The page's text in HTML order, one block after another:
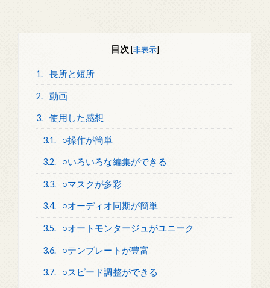
目次 [非表示]
1. 長所と短所
2. 動画
3. 使用した感想
3.1. ○操作が簡単
3.2. ○いろいろな編集ができる
3.3. ○マスクが多彩
3.4. ○オーディオ同期が簡単
3.5. ○オートモンタージュがユニーク
3.6. ○テンプレートが豊富
3.7. ○スピード調整ができる